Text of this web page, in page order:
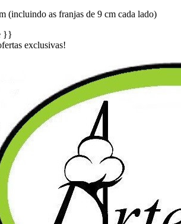
(incluindo as franjas de 9 cm cada lado)
}}
exclusivas!